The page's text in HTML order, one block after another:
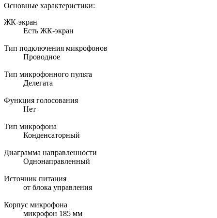
Основные характеристики:
ЖК-экран
Есть ЖК-экран
Тип подключения микрофонов
Проводное
Тип микрофонного пульта
Делегата
Функция голосования
Нет
Тип микрофона
Конденсаторный
Диаграмма направленности
Однонаправленный
Источник питания
от блока управления
Корпус микрофона
микрофон 185 мм